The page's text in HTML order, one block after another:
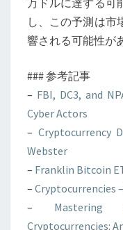
万ドルに達する可
し、この予測は市
響される可能性が
### 参考記事
– FBI, DC3, and
Cyber Actors
– Cryptocurrency
Webster
– Franklin Bitcoin
– Cryptocurrencies
– Mastering
Cryptocurrencies: